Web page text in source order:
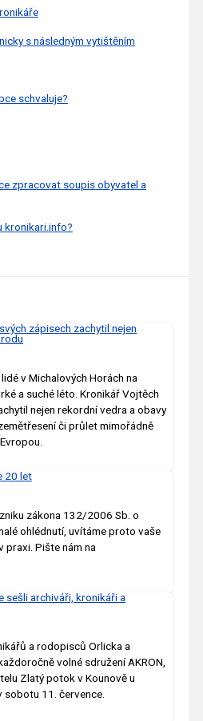
s následným vytištěním
schvaluje?
zpracovat soupis obyvatel a
kronikari.info?
zápisech zachytil nejen
v Michalových Horách na
a suché léto. Kronikář Vojtěch
nejen rekordní vedra a obavy
či průlet mimořádně
20 let
zákona 132/2006 Sb. o
ohlédnutí, uvítáme proto vaše
praxi. Pište nám na
sešli archiváři, kronikáři a
a rodopisců Orlicka a
volné sdružení AKRON,
Zlatý potok v Kounově u
sobotu 11. července.